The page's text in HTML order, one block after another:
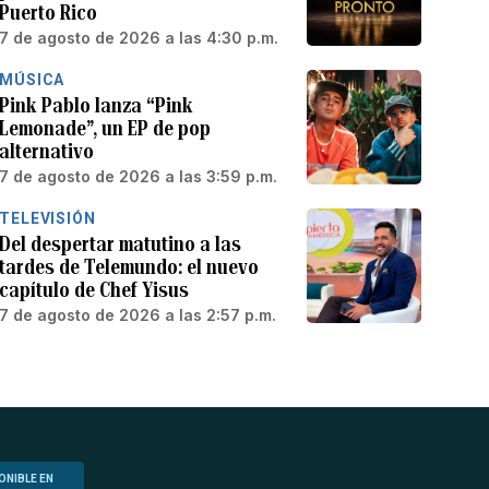
Puerto Rico
7 de agosto de 2026 a las 4:30 p.m.
MÚSICA
Pink Pablo lanza “Pink
Lemonade”, un EP de pop
alternativo
7 de agosto de 2026 a las 3:59 p.m.
TELEVISIÓN
Del despertar matutino a las
tardes de Telemundo: el nuevo
capítulo de Chef Yisus
7 de agosto de 2026 a las 2:57 p.m.
EN